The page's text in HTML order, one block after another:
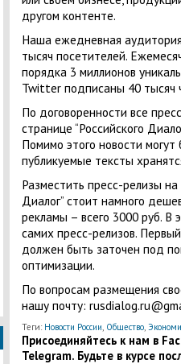
другом контенте.
Наша ежедневная
тысяч посетителей.
порядка 3 миллионов
Twitter подписаны 40 тысяч
По договоренности все
странице “Российского
Помимо этого новости
публикуемые тексты
Разместить пресс-релизы
Диалог” стоит намного
рекламы – всего 3000 руб. В
самих пресс-релизов.
должен быть заточен под
оптимизации.
По вопросам размещения
нашу почту:
Теги: Новости России Общество,
Присоединяйтесь к нам в
Telegram. Будьте в курсе